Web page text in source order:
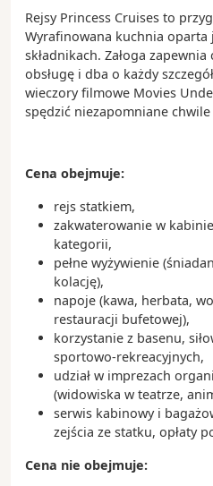
Needle lub wybrać się na
jest również doskonałą
stanów Waszyngton i Alaski.
Zobacz koniecznie:
Space Needle –
miasta, oferujący
i okoliczne góry
produktów i ulicznych
Chihuly Garden and Glass
szklanych dzieł sztuki
Nabrzeże Seattle
spacer z widokiem na
Ciekawostki:
Seattle nazywane jest
ze względu na liczne
lasy
To tutaj powstały firmy
Microsoft (siedziba
Redmond)
Miasto jest jednym z
przemysłu lotniczego
Boeing
Rejsy Princess Cruises to
Wyrafinowana kuchnia oparta
składnikach. Załoga
obsługę i dba o każdy
wieczory filmowe Movies
spędzić niezapomniane
Cena obejmuje:
rejs statkiem,
zakwaterowanie w
kategorii,
pełne wyżywienie
kolację),
napoje (kawa, herbata,
restauracji bufetowej),
korzystanie z basenu,
sportowo-rekreacyjnych,
udział w imprezach
(widowiska w teatrze,
serwis kabinowy i
zejścia ze statku, opłaty
Cena nie obejmuje: